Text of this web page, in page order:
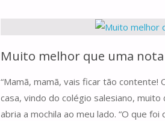
Muito melhor que uma
“Mamã, mamã, vais ficar tão contente!
casa, vindo do colégio salesiano, muito
abria a mochila ao meu lado. “O que